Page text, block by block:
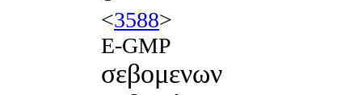
<3588>
E-GMP
σεβομενων